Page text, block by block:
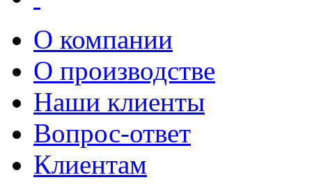
О компании
О производстве
Наши клиенты
Вопрос-ответ
Клиентам